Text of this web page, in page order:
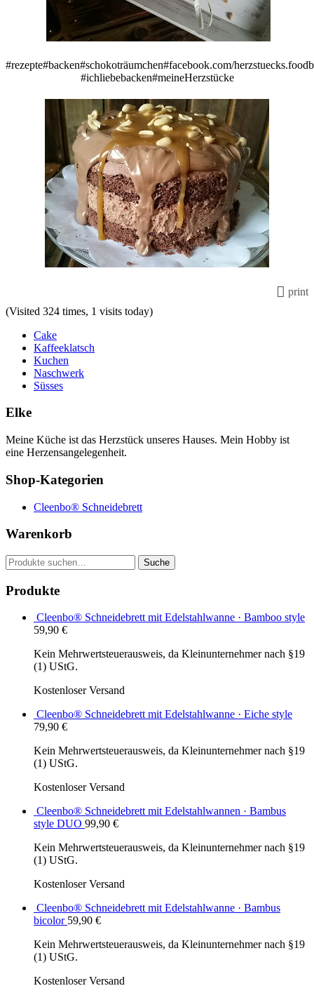
#rezepte#backen#schokoträumchen#facebook.com/
#ichliebebacken#meineHerzstücke
print
(Visited 324 times, 1 visits today)
Cake
Kaffeeklatsch
Kuchen
Naschwerk
Süsses
Elke
Meine Küche ist das Herzstück unseres Hauses. Mein Hobby ist
eine Herzensangelegenheit.
Shop-Kategorien
Cleenbo® Schneidebrett
Warenkorb
Suche
nach:
Suche
Produkte
Cleenbo® Schneidebrett mit Edelstahlwanne · Bamboo style
59,90 €
Kein Mehrwertsteuerausweis, da Kleinunternehmer nach §19
(1) UStG.
Kostenloser Versand
Cleenbo® Schneidebrett mit Edelstahlwanne · Eiche style
79,90 €
Kein Mehrwertsteuerausweis, da Kleinunternehmer nach §19
(1) UStG.
Kostenloser Versand
Cleenbo® Schneidebrett mit Edelstahlwannen · Bambus
style DUO 99,90 €
Kein Mehrwertsteuerausweis, da Kleinunternehmer nach §19
(1) UStG.
Kostenloser Versand
Cleenbo® Schneidebrett mit Edelstahlwanne · Bambus
bicolor 59,90 €
Kein Mehrwertsteuerausweis, da Kleinunternehmer nach §19
(1) UStG.
Kostenloser Versand